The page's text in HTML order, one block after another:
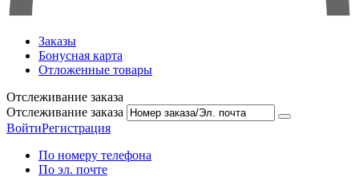
Заказы
Бонусная карта
Отложенные товары
Отслеживание заказа
Отслеживание заказа
ВойтиРегистрация
По номеру телефона
По эл. почте